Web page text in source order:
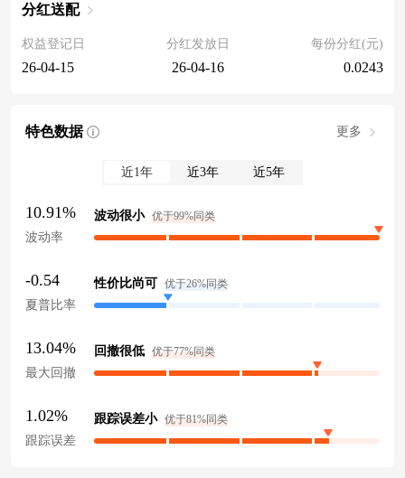
分红送配
权益登记日
26-04-15
分红发放日
26-04-16
每份分红(元)
0.0243
特色数据 更多
近1年 近3年 近5年
10.91%
波动率
波动很小 优于99%同类
-0.54
夏普比率
性价比尚可 优于26%同类
13.04%
最大回撤
回撤很低 优于77%同类
1.02%
跟踪误差
跟踪误差小 优于81%同类